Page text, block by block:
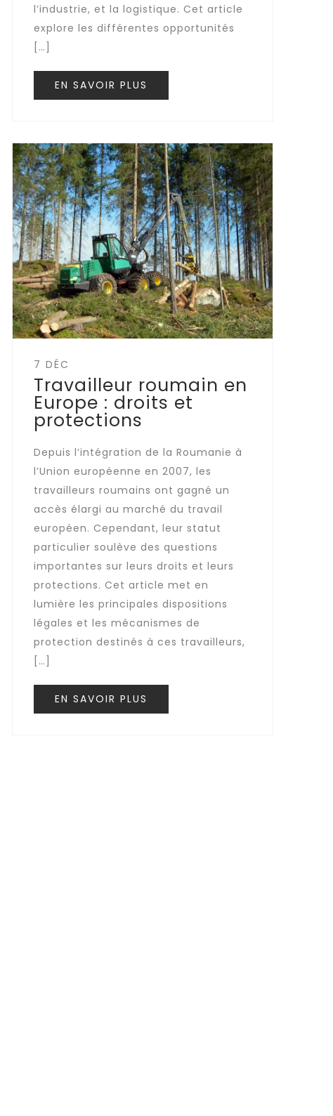
l’industrie, et la logistique. Cet article
explore les différentes opportunités
[…]
EN SAVOIR PLUS
7 DÉC
Travailleur roumain en
Europe : droits et
protections
Depuis l’intégration de la Roumanie à
l’Union européenne en 2007, les
travailleurs roumains ont gagné un
accès élargi au marché du travail
européen. Cependant, leur statut
particulier soulève des questions
importantes sur leurs droits et leurs
protections. Cet article met en
lumière les principales dispositions
légales et les mécanismes de
protection destinés à ces travailleurs,
[…]
EN SAVOIR PLUS